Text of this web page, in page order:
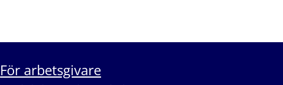
För arbetsgivare